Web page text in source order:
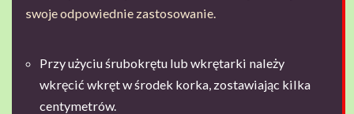
swoje odpowiednie zastosowanie.
Przy użyciu śrubokrętu lub wkrętarki należy
wkręcić wkręt w środek korka, zostawiając kilka
centymetrów.